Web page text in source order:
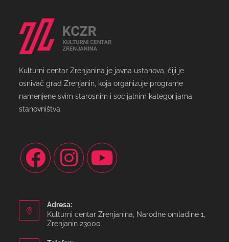
Kulturni centar Zrenjanina je javna ustanova, čiji je
osnivač grad Zrenjanin, koja organizuje programe
namenjene svim starosnim i socijalnim kategorijama
stanovništva.
Adresa:
Kulturni centar Zrenjanina, Narodne omladine 1,
Zrenjanin 23000